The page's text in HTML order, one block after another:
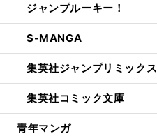
ジャンプルーキー！
S-MANGA
集英社ジャンプリミックス
集英社コミック文庫
青年マンガ